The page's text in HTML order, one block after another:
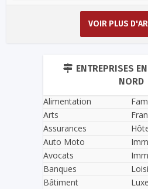
VOIR PLUS
ENTREPRISES
NORD
Alimentation
Arts
Assurances
Auto Moto
Avocats
Banques
Bâtiment
Luxe